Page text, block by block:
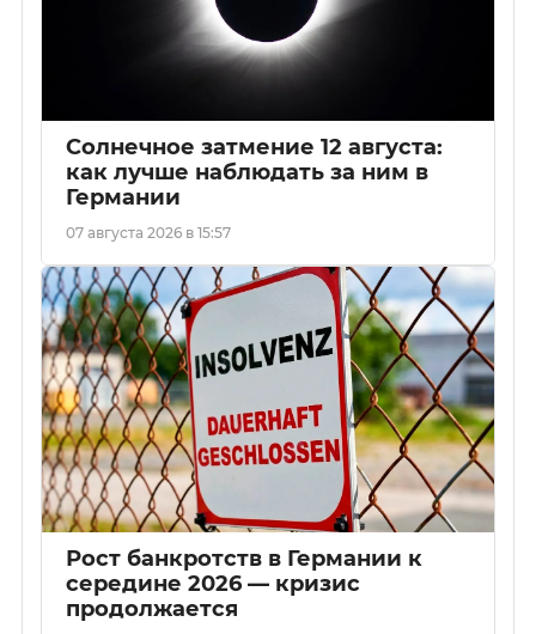
Солнечное затмение 12 августа:
как лучше наблюдать за ним в
Германии
07 августа 2026 в 15:57
Рост банкротств в Германии к
середине 2026 — кризис
продолжается